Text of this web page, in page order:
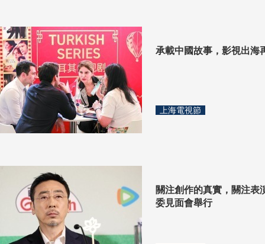
承載中國故事，影視出海
上海電視節
關注創作的真實，關注表
委見面會舉行